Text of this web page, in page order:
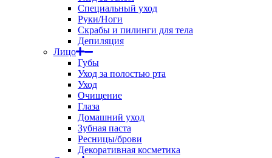
Специальный уход
Руки/Ноги
Скрабы и пилинги для тела
Депиляция
Лицо
Губы
Уход за полостью рта
Уход
Очищение
Глаза
Домашний уход
Зубная паста
Ресницы/брови
Декоративная косметика